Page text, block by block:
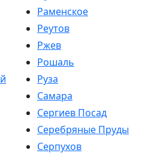
Раменское
Реутов
Ржев
Рошаль
Руза
Самара
Сергиев Посад
Серебряные Пруды
Серпухов